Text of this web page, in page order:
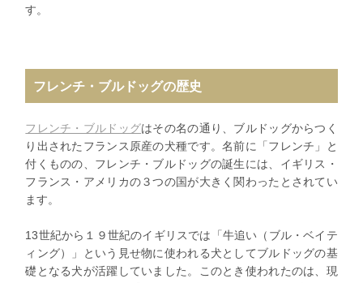
す。
フレンチ・ブルドッグの歴史
フレンチ・ブルドッグはその名の通り、ブルドッグからつく
り出されたフランス原産の犬種です。名前に「フレンチ」と
付くものの、フレンチ・ブルドッグの誕生には、イギリス・
フランス・アメリカの３つの国が大きく関わったとされてい
ます。
13世紀から１９世紀のイギリスでは「牛追い（ブル・ベイテ
ィング）」という見せ物に使われる犬としてブルドッグの基
礎となる犬が活躍していました。このとき使われたのは、現